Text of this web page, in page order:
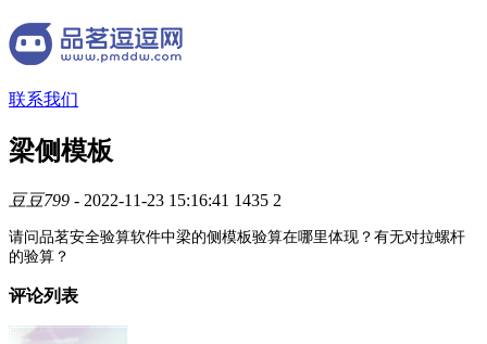
联系我们
梁侧模板
豆豆799 - 2022-11-23 15:16:41 1435 2
请问品茗安全验算软件中梁的侧模板验算在哪里体现？有无对拉螺杆
的验算？
评论列表